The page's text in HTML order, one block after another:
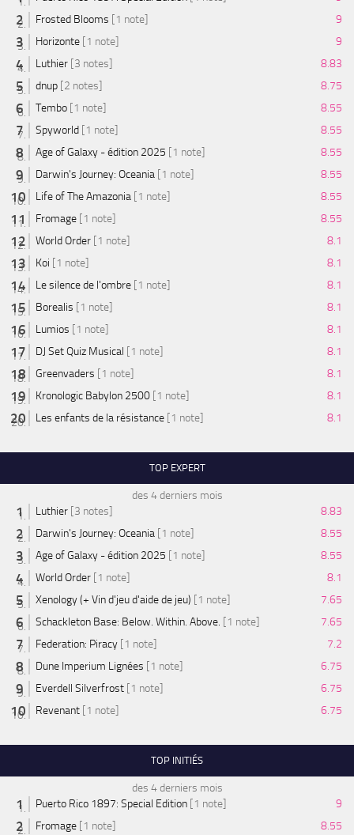
Frosted Blooms [1 note]
9
Horizonte [1 note]
9
Luthier [3 notes]
8.83
dnup [2 notes]
8.75
Tembo [1 note]
8.55
Spyworld [1 note]
8.55
Age of Galaxy - édition 2025 [1 note]
8.55
Darwin's Journey: Oceania [1 note]
8.55
Life of The Amazonia [1 note]
8.55
Fromage [1 note]
8.55
World Order [1 note]
8.1
Koi [1 note]
8.1
Le silence de l'ombre [1 note]
8.1
Borealis [1 note]
8.1
Lumios [1 note]
8.1
DJ Set Quiz Musical [1 note]
8.1
Greenvaders [1 note]
8.1
Kronologic Babylon 2500 [1 note]
8.1
Les enfants de la résistance [1 note] 8.1
TOP EXPERT
des 4 derniers mois
Luthier [3 notes]
8.83
Darwin's Journey: Oceania [1 note]
8.55
Age of Galaxy - édition 2025 [1 note]
8.55
World Order [1 note]
8.1
Xenology (+ Vin d'jeu d'aide de jeu) [1 note]
7.65
Schackleton Base: Below. Within. Above. [1 note]
7.65
Federation: Piracy [1 note]
7.2
Dune Imperium Lignées [1 note]
6.75
Everdell Silverfrost [1 note]
6.75
Revenant [1 note] 6.75
TOP INITIÉS
des 4 derniers mois
Puerto Rico 1897: Special Edition [1 note]
9
Fromage [1 note]
8.55